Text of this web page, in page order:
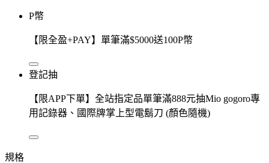
P幣
【限全盈+PAY】單筆滿$5000送100P幣
登記抽
【限APP下單】全站指定品單筆滿888元抽Mio gogoro專
用記錄器、國際牌掌上型電鬍刀 (顏色隨機)
規格